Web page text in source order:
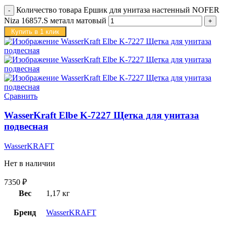
Количество товара Ершик для унитаза настенный NOFER
Niza 16857.S металл матовый
Купить в 1 клик
Сравнить
WasserKraft Elbe K-7227 Щетка для унитаза
подвесная
WasserKRAFT
Нет в наличии
7350 ₽
Вес
1,17 кг
Бренд WasserKRAFT